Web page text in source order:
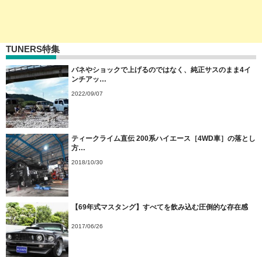
TUNERS特集
バネやショックで上げるのではなく、純正サスのまま4イ
ンチアッ…
2022/09/07
ティークライム直伝 200系ハイエース［4WD車］の落とし
方…
2018/10/30
【69年式マスタング】すべてを飲み込む圧倒的な存在感
2017/06/26